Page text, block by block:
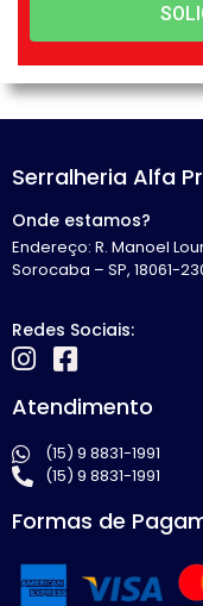
Serralheria Alfa
Onde estamos?
Endereço: R. Manoel
Sorocaba – SP, 18061-
Redes Sociais:
Atendimento
(15) 9 8831-1991
(15) 9 8831-1991
Formas de